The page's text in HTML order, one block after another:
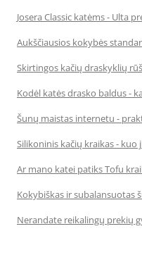
Josera Classic katėms - Ulta
Aukščiausios kokybės
Skirtingos kačių draskyklių
Kodėl katės drasko baldus -
Šunų maistas internetu -
Silikoninis kačių kraikas - kuo
Ar mano katei patiks Tofu
Kokybiškas ir subalansuotas
Nerandate reikalingų prekių